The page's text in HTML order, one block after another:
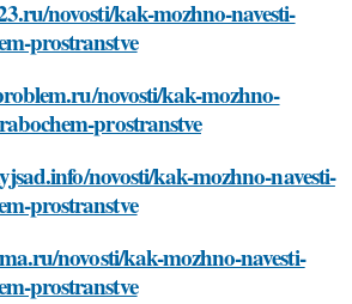
novosti/kak-mozhno-navesti-
prostranstve
novosti/kak-mozhno-
prostranstve
novosti/kak-mozhno-navesti-
prostranstve
novosti/kak-mozhno-navesti-
prostranstve